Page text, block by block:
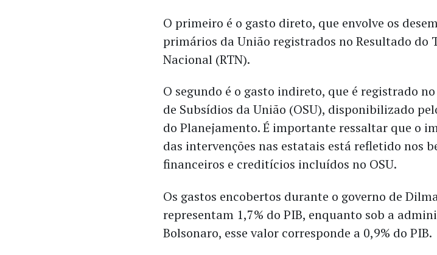
O primeiro é o gasto direto, que envolve os
primários da União registrados no Resultado do
Nacional (RTN).
O segundo é o gasto indireto, que é registrado
de Subsídios da União (OSU), disponibilizado
do Planejamento. É importante ressaltar que o
das intervenções nas estatais está refletido nos
financeiros e creditícios incluídos no OSU.
Os gastos encobertos durante o governo de
representam 1,7% do PIB, enquanto sob a
Bolsonaro, esse valor corresponde a 0,9% do PIB.